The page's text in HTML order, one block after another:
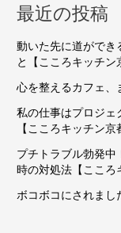
最近の投稿
動いた先に道ができ
と【こころキッチン
心を整えるカフェ、
私の仕事はプロジェ
【こころキッチン
プチトラブル勃発
時の対処法【こころ
ボコボコにされまし